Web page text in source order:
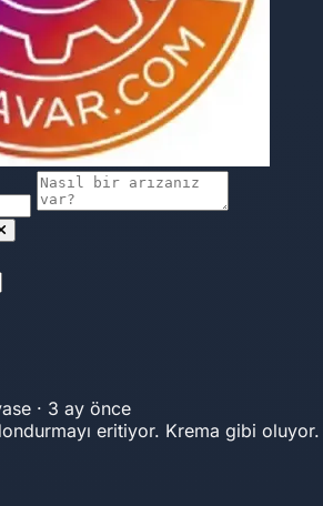
· 3 ay önce
eritiyor. Krema gibi oluyor.